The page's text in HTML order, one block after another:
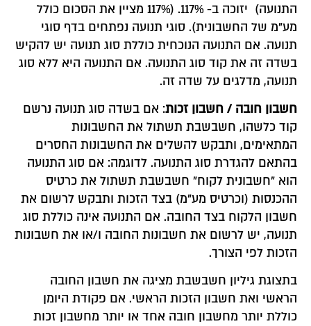
התנועה) יזוכה ב- 117%. (117% מציין את הסכום כולל
מע"מ של החשבונית). סוגי תנועה נפתחים בדף סוגי
תנועה. אם התנועה הנוכחית כוללת סוג תנועה יש להקיש
בשדה זה את קוד סוג התנועה. אם התנועה היא ללא סוג
תנועה, מדלגים על שדה זה.
חשבון חובה / חשבון זכות: אם בשדה סוג תנועה נרשם
קוד כלשהו, חשבשבת תשתול את החשבונות
המתאימים, ותבקש להשלים את החשבונות החסרים
בהתאם להגדרת סוג התנועה. לדוגמה: אם סוג התנועה
הוא "חשבונית לקוח" חשבשבת תשתול את כרטיס
ההכנסות (וכרטיס מע"מ) בצד הזכות ותבקש לרשום את
חשבון הלקוח בצד החובה. אם התנועה אינה כוללת סוג
תנועה, יש לרשום את חשבונות החובה ו/או את חשבונות
הזכות לפי הצורך.
בתצוגת גיליון חשבשבת מציגה את חשבון החובה
הראשי ואת חשבון הזכות הראשי. אם פקודת היומן
כוללת יותר מחשבון חובה אחד או יותר מחשבון זכות